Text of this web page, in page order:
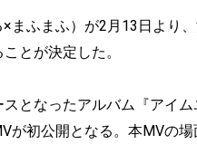
まふまふ）が2月13日より
とが決定した。
となったアルバム『アイ
が初公開となる。本MVの場